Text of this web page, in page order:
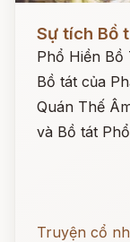
Sự tích Bồ
Phổ Hiền Bồ
Bồ tát của
Quán Thế
và Bồ tát
Truyện cổ